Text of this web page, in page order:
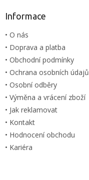
Informace
• O nás
• Doprava a platba
• Obchodní podmínky
• Ochrana osobních údajů
• Osobní odběry
• Výměna a vrácení zboží
• Jak reklamovat
• Kontakt
• Hodnocení obchodu
• Kariéra